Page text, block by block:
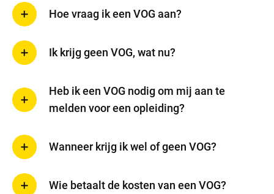
Hoe vraag ik een VOG aan?
Ik krijg geen VOG, wat nu?
Heb ik een VOG nodig om mij aan te
melden voor een opleiding?
Wanneer krijg ik wel of geen VOG?
Wie betaalt de kosten van een VOG?